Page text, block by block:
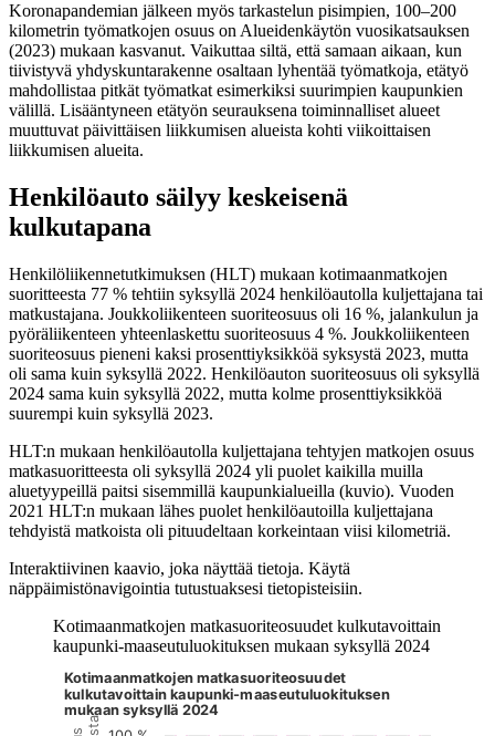
Koronapandemian jälkeen myös tarkastelun pisimpien, 100–200
kilometrin työmatkojen osuus on Alueidenkäytön vuosikatsauksen
(2023) mukaan kasvanut. Vaikuttaa siltä, että samaan aikaan, kun
tiivistyvä yhdyskuntarakenne osaltaan lyhentää työmatkoja, etätyö
mahdollistaa pitkät työmatkat esimerkiksi suurimpien kaupunkien
välillä. Lisääntyneen etätyön seurauksena toiminnalliset alueet
muuttuvat päivittäisen liikkumisen alueista kohti viikoittaisen
liikkumisen alueita.
Henkilöauto säilyy keskeisenä
kulkutapana
Henkilöliikennetutkimuksen (HLT) mukaan kotimaanmatkojen
suoritteesta 77 % tehtiin syksyllä 2024 henkilöautolla kuljettajana tai
matkustajana. Joukkoliikenteen suoriteosuus oli 16 %, jalankulun ja
pyöräliikenteen yhteenlaskettu suoriteosuus 4 %. Joukkoliikenteen
suoriteosuus pieneni kaksi prosenttiyksikköä syksystä 2023, mutta
oli sama kuin syksyllä 2022. Henkilöauton suoriteosuus oli syksyllä
2024 sama kuin syksyllä 2022, mutta kolme prosenttiyksikköä
suurempi kuin syksyllä 2023.
HLT:n mukaan henkilöautolla kuljettajana tehtyjen matkojen osuus
matkasuoritteesta oli syksyllä 2024 yli puolet kaikilla muilla
aluetyypeillä paitsi sisemmillä kaupunkialueilla (kuvio). Vuoden
2021 HLT:n mukaan lähes puolet henkilöautoilla kuljettajana
tehdyistä matkoista oli pituudeltaan korkeintaan viisi kilometriä.
Interaktiivinen kaavio, joka näyttää tietoja. Käytä
näppäimistönavigointia tutustuaksesi tietopisteisiin.
Kotimaanmatkojen matkasuoriteosuudet kulkutavoittain
kaupunki-maaseutuluokituksen mukaan syksyllä 2024
Kuvaaja on interaktiivinen. Siirry kuvaajaan sarkaimella ja
Kotimaanmatkojen matkasuoriteosuudet
kulkutavoittain kaupunki-maaseutuluokituksen
mukaan syksyllä 2024